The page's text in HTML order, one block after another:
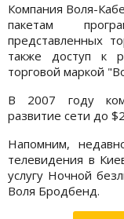
Компания Воля-
пакетам
представленных
также доступ к
торговой маркой
В 2007 году
развитие сети до
Напомним,
телевидения в
услугу Ночной
Воля Бродбенд.